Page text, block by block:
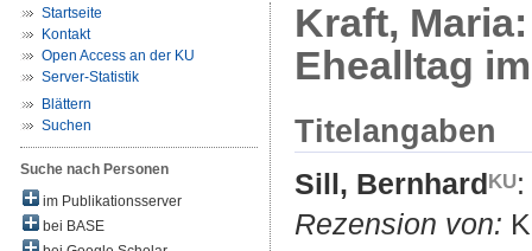
Startseite
Kontakt
Open Access an der KU
Server-Statistik
Blättern
Suchen
Suche nach Personen
im Publikationsserver
bei BASE
Kraft,
Ehealltag
Titelangaben
Sill, Bernhard
:
Rezension von: